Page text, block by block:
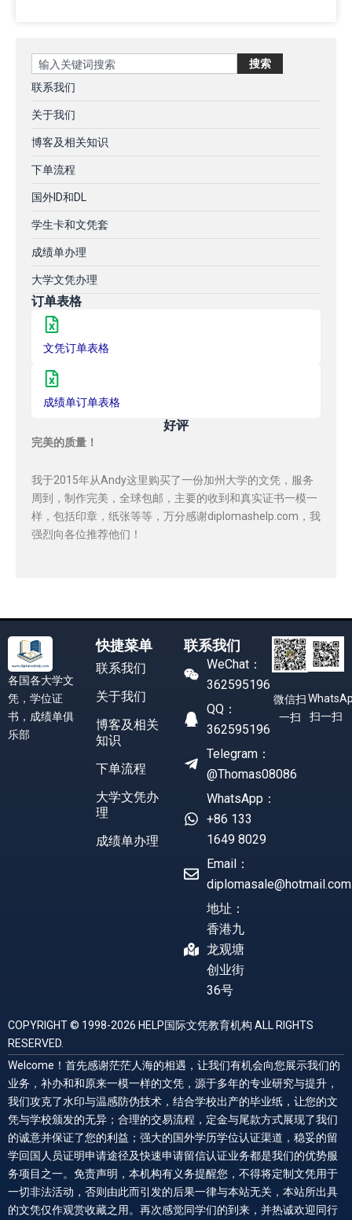
Search 搜索
联系我们
关于我们
博客及相关知识
下单流程
国外ID和DL
学生卡和文凭套
成绩单办理
大学文凭办理
订单表格
文凭订单表格
成绩单订单表格
好评
完美的质量！
我于2015年从Andy这里购买了一份加州大学的文凭，服务
周到，制作完美，全球包邮，主要的收到和真实证书一模一
样，包括印章，纸张等等，万分感谢diplomashelp.com，我
强烈向各位推荐他们！
各国各大学文
凭，学位证
书，成绩单俱
乐部
快捷菜单
联系我们
关于我们
博客及相关
知识
下单流程
大学文凭办
理
成绩单办理
联系我们
WeChat：
362595196
QQ：
362595196
Telegram：
@Thomas08086
WhatsApp：
+86 133
1649 8029
Email：
diplomasale@hotmail.com
地址：
香港九
龙观塘
创业街
36号
微信扫
一扫
扫一扫
COPYRIGHT © 1998-2026 HELP国际文凭教育机构 ALL RIGHTS
RESERVED.
Welcome！首先感谢茫茫人海的相遇，让我们有机会向您展示我们的
业务，补办和和原来一模一样的文凭，源于多年的专业研究与提升，
我们攻克了水印与温感防伪技术，结合学校出产的毕业纸，让您的文
凭与学校颁发的无异；合理的交易流程，定金与尾款方式展现了我们
的诚意并保证了您的利益；强大的国外学历学位认证渠道，稳妥的留
学回国人员证明申请途径及快速申请留信认证业务都是我们的优势服
务项目之一。免责声明，本机构有义务提醒您，不得将定制文凭用于
一切非法活动，否则由此而引发的后果一律与本站无关，本站所出具
的文凭仅作观赏收藏之用。再次感觉同学们的到来，并热诚欢迎同行